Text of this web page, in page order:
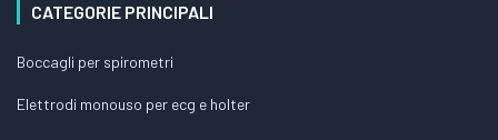
CATEGORIE PRINCIPALI
Boccagli per spirometri
Elettrodi monouso per ecg e holter